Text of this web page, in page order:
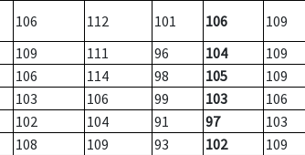
106 112 101 106
109
109 111 96 104
109
106 114 98 105
109
103 106 99 103
106
102 104 91 97
103
108 109 93 102
109